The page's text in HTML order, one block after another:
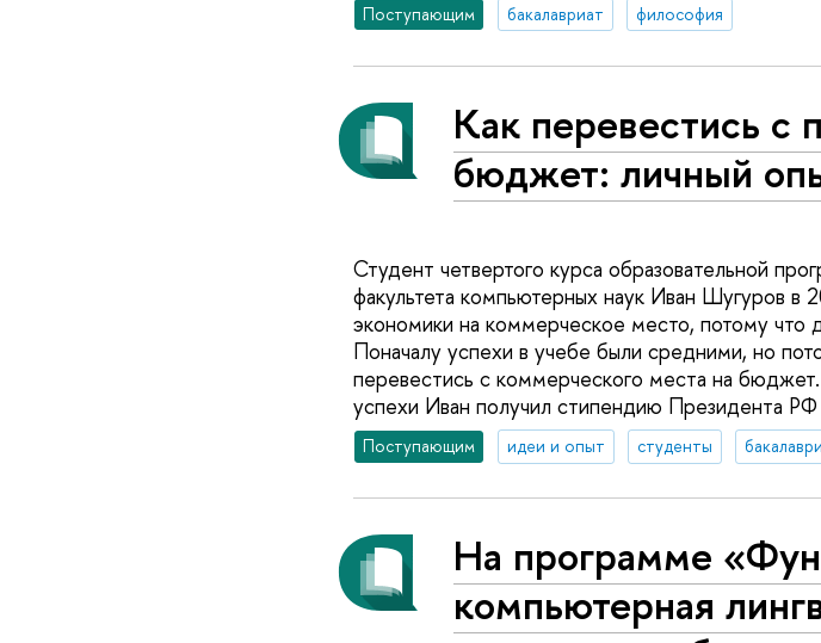
Поступающим бакалавриат философия
Как перевестись с
бюджет: личный
Студент четвертого курса образовательной
факультета компьютерных наук Иван Шугуров в
экономики на коммерческое место, потому
Поначалу успехи в учебе были средними, но
перевестись с коммерческого места на
успехи Иван получил стипендию Президента
Поступающим идеи и опыт студенты
На программе
компьютерная